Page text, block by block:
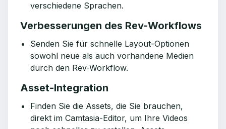
verschiedene Sprachen.
Verbesserungen des Rev-Workflows
Senden Sie für schnelle Layout-Optionen
sowohl neue als auch vorhandene Medien
durch den Rev-Workflow.
Asset-Integration
Finden Sie die Assets, die Sie brauchen,
direkt im Camtasia-Editor, um Ihre Videos